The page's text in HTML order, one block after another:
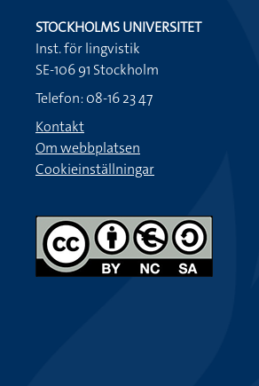
STOCKHOLMS UNIVERSITET
Inst. för lingvistik
SE-106 91 Stockholm
Telefon: 08-16 23 47
Kontakt
Om webbplatsen
Cookieinställningar